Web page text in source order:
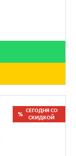
СЕГОДНЯ СО
СКИДКОЙ